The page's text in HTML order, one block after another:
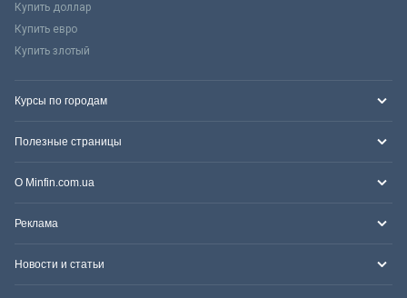
Купить доллар
Купить евро
Купить злотый
Курсы по городам
Полезные страницы
О Minfin.com.ua
Реклама
Новости и статьи